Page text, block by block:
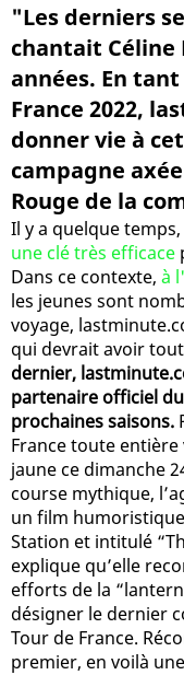
"Les derniers
chantait Céline
années. En
France 2022,
donner vie à
campagne
Rouge de la
Il y a quelque
une clé très efficace
Dans ce contexte, à
les jeunes sont
voyage,
qui devrait avoir
dernier,
partenaire officiel
prochaines saisons.
France toute
jaune ce dimanche
course mythique,
un film
Station et intitulé
explique qu’elle
efforts de la
désigner le dernier
Tour de France.
premier, en voilà